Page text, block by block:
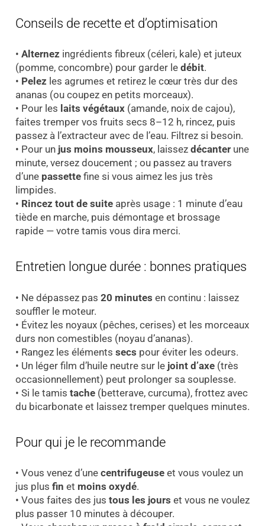
Conseils de recette et d’optimisation
• Alternez ingrédients fibreux (céleri, kale) et juteux
(pomme, concombre) pour garder le débit.
• Pelez les agrumes et retirez le cœur très dur des
ananas (ou coupez en petits morceaux).
• Pour les laits végétaux(amande, noix de cajou),
faites tremper vos fruits secs 8–12 h, rincez, puis
passez à l’extracteur avec de l’eau. Filtrez si besoin.
• Pour un jus moins mousseux, laissez décanterune
minute, versez doucement ; ou passez au travers
d’une passettefine si vous aimez les jus très
limpides.
• Rincez tout de suiteaprès usage : 1 minute d’eau
tiède en marche, puis démontage et brossage
rapide — votre tamis vous dira merci.
Entretien longue durée : bonnes pratiques
• Ne dépassez pas 20 minutes en continu : laissez
souffler le moteur.
• Évitez les noyaux (pêches, cerises) et les morceaux
durs non comestibles (noyau d’ananas).
• Rangez les éléments secs pour éviter les odeurs.
• Un léger film d’huile neutre sur le joint d’axe(très
occasionnellement) peut prolonger sa souplesse.
• Si le tamis tache(betterave, curcuma), frottez avec
du bicarbonate et laissez tremper quelques minutes.
Pour qui je le recommande
• Vous venez d’une centrifugeuseet vous voulez un
jus plus fin et moins oxydé.
• Vous faites des jus tous les jours et vous ne voulez
plus passer 10 minutes à découper.